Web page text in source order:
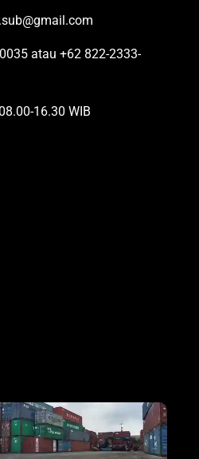
atau +62 822-2333-
16.30 WIB